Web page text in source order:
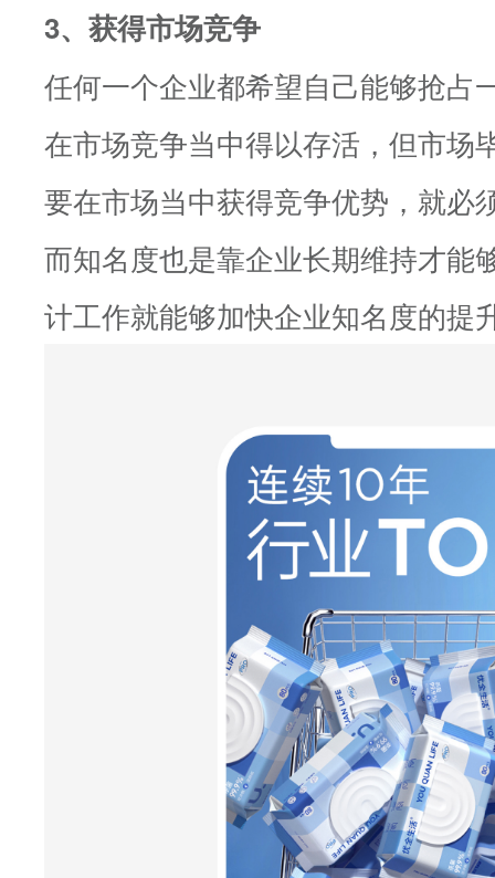
3、获得市场竞争
任何一个企业都希望自己能够抢占
在市场竞争当中得以存活，但市场
要在市场当中获得竞争优势，就必
而知名度也是靠企业长期维持才能
计工作就能够加快企业知名度的提